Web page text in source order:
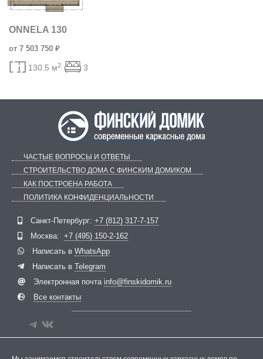
ONNELA 130
от 7 503 750 ₽
130.5 м2 3
ЧАСТЫЕ ВОПРОСЫ И ОТВЕТЫ
СТРОИТЕЛЬСТВО ДОМА С ФИНСКИМ ДОМИКОМ
КАК ПОСТРОЕНА РАБОТА
ПОЛИТИКА КОНФИДЕНЦИАЛЬНОСТИ
Санкт-Петербург: +7 (812) 317-7-157
Москва: +7 (495) 150-2-162
Написать в WhatsApp
Написать в Telegram
Электронная почта info@finskidomik.ru
Все контакты